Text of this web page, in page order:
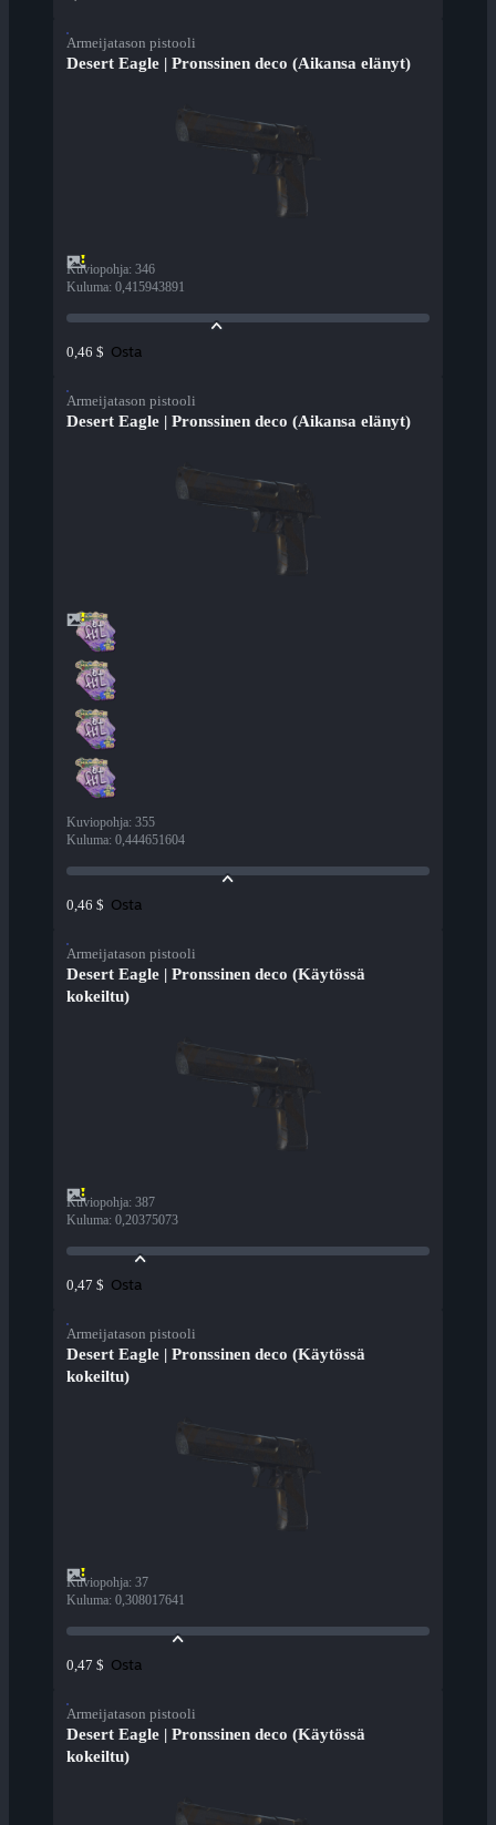
Armeijatason pistooli
Desert Eagle | Pronssinen deco (Aikansa elänyt)
Kuviopohja: 346
Kuluma: 0,415943891
0,46 $ Osta
Armeijatason pistooli
Desert Eagle | Pronssinen deco (Aikansa elänyt)
Kuviopohja: 355
Kuluma: 0,444651604
0,46 $ Osta
Armeijatason pistooli
Desert Eagle | Pronssinen deco (Käytössä
kokeiltu)
Kuviopohja: 387
Kuluma: 0,20375073
0,47 $ Osta
Armeijatason pistooli
Desert Eagle | Pronssinen deco (Käytössä
kokeiltu)
Kuviopohja: 37
Kuluma: 0,308017641
0,47 $ Osta
Armeijatason pistooli
Desert Eagle | Pronssinen deco (Käytössä
kokeiltu)